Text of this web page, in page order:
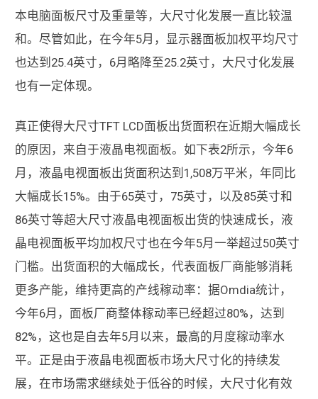
本电脑面板尺寸及重量等，大尺寸化发展一直比较温
和。尽管如此，在今年5月，显示器面板加权平均尺寸
也达到25.4英寸，6月略降至25.2英寸，大尺寸化发展
也有一定体现。
真正使得大尺寸TFT LCD面板出货面积在近期大幅成长
的原因，来自于液晶电视面板。如下表2所示，今年6
月，液晶电视面板出货面积达到1,508万平米，年同比
大幅成长15%。由于65英寸，75英寸，以及85英寸和
86英寸等超大尺寸液晶电视面板出货的快速成长，液
晶电视面板平均加权尺寸也在今年5月一举超过50英寸
门槛。出货面积的大幅成长，代表面板厂商能够消耗
更多产能，维持更高的产线稼动率：据Omdia统计，
今年6月，面板厂商整体稼动率已经超过80%，达到
82%，这也是自去年5月以来，最高的月度稼动率水
平。正是由于液晶电视面板市场大尺寸化的持续发
展，在市场需求继续处于低谷的时候，大尺寸化有效